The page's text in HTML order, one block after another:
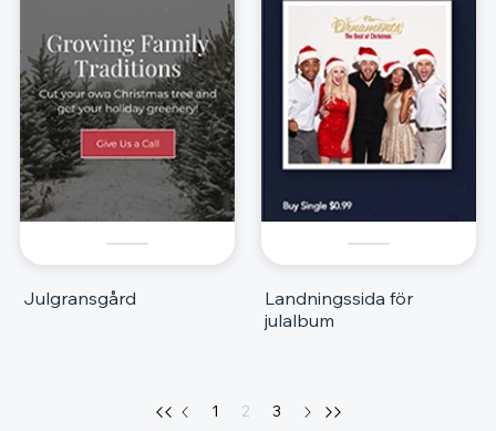
Julgransgård
Landningssida för
julalbum
1 2 3